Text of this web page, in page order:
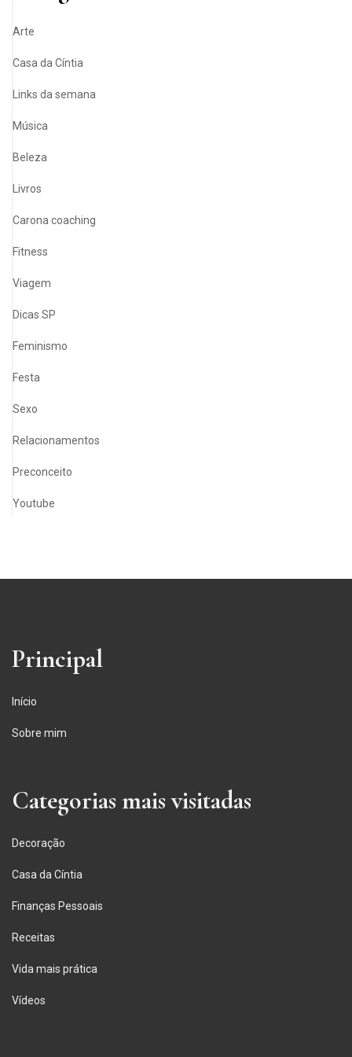
Arte
Casa da Cíntia
Links da semana
Música
Beleza
Livros
Carona coaching
Fitness
Viagem
Dicas SP
Feminismo
Festa
Sexo
Relacionamentos
Preconceito
Youtube
Principal
Início
Sobre mim
Categorias mais visitadas
Decoração
Casa da Cíntia
Finanças Pessoais
Receitas
Vida mais prática
Vídeos